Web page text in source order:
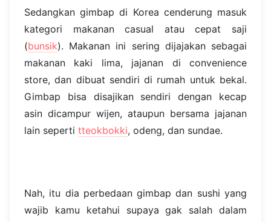
Sedangkan gimbap di Korea cenderung masuk
kategori makanan casual atau cepat saji
(bunsik). Makanan ini sering dijajakan sebagai
makanan kaki lima, jajanan di convenience
store, dan dibuat sendiri di rumah untuk bekal.
Gimbap bisa disajikan sendiri dengan kecap
asin dicampur wijen, ataupun bersama jajanan
lain seperti tteokbokki, odeng, dan sundae.
Nah, itu dia perbedaan gimbap dan sushi yang
wajib kamu ketahui supaya gak salah dalam